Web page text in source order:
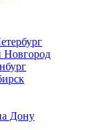
Дону